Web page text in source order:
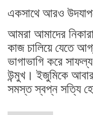
একসাথে আরও
আমরা আমাদের
কাজ চালিয়ে যেতে
ভাগাভাগি করে
উন্মুখ। ইজুমিকে
সমস্ত স্বপ্ন সত্যি